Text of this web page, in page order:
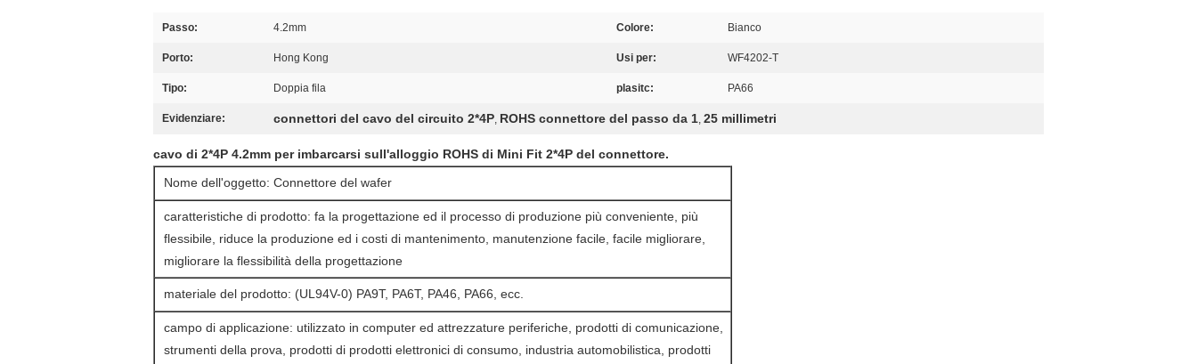
Passo: 4.2mm Colore: Bianco
Porto: Hong Kong Usi per: WF4202-T
Tipo: Doppia fila plasitc: PA66
Evidenziare: connettori del cavo del circuito 2*4P, ROHS connettore del passo da 1, 25 millimetri
cavo di 2*4P 4.2mm per imbarcarsi sull'alloggio ROHS di Mini Fit 2*4P del connettore.
Nome dell'oggetto: Connettore del wafer
caratteristiche di prodotto: fa la progettazione ed il processo di produzione più conveniente, più
flessibile, riduce la produzione ed i costi di mantenimento, manutenzione facile, facile migliorare,
migliorare la flessibilità della progettazione
materiale del prodotto: (UL94V-0) PA9T, PA6T, PA46, PA66, ecc.
campo di applicazione: utilizzato in computer ed attrezzature periferiche, prodotti di comunicazione,
strumenti della prova, prodotti di prodotti elettronici di consumo, industria automobilistica, prodotti